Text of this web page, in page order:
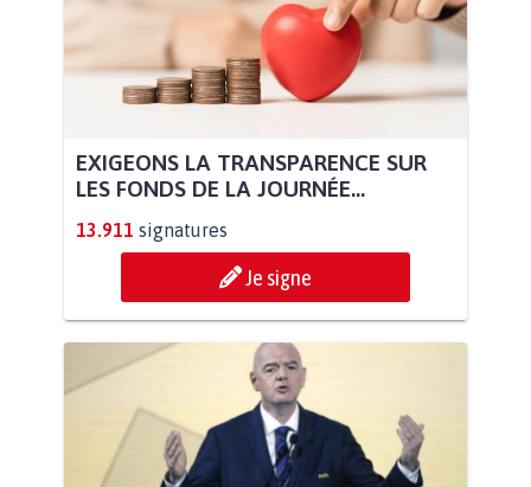
EXIGEONS LA TRANSPARENCE SUR
LES FONDS DE LA JOURNÉE...
13.911 signatures
Je signe